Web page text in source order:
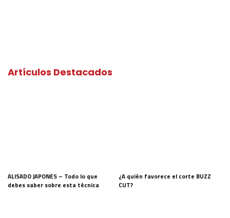
Artículos Destacados
ALISADO JAPONES – Todo lo que
debes saber sobre esta técnica
¿A quién favorece el corte BUZZ
CUT?